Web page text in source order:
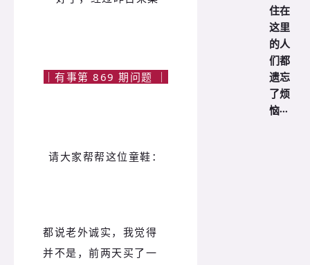
｜有事第 869 期问题 ｜
请大家帮帮这位童鞋：
都说老外诚实，我觉得
并不是，前两天买了一
住在
这里
的人
们都
遗忘
了烦
恼···